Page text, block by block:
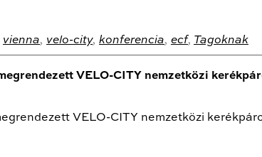
vienna, velo-city, konferencia, ecf, Tagoknak
VELO-CITY nemzetközi
VELO-CITY nemzetközi